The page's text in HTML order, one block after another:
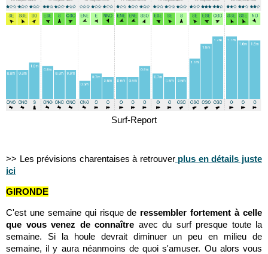
Surf-Report
>> Les prévisions charentaises à retrouverplus en détails juste
ici
GIRONDE
C'est une semaine qui risque de ressembler fortement à celle
que vous venez de connaître avec du surf presque toute la
semaine. Si la houle devrait diminuer un peu en milieu de
semaine, il y aura néanmoins de quoi s'amuser. Ou alors vous